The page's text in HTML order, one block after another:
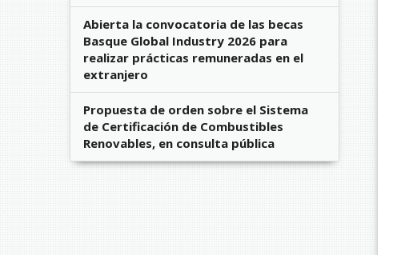
Abierta la convocatoria de las becas
Basque Global Industry 2026 para
realizar prácticas remuneradas en el
extranjero
Propuesta de orden sobre el Sistema
de Certificación de Combustibles
Renovables, en consulta pública